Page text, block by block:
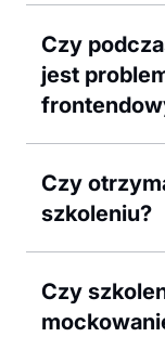
Czy
jest
Czy
szkoleniu?
Czy